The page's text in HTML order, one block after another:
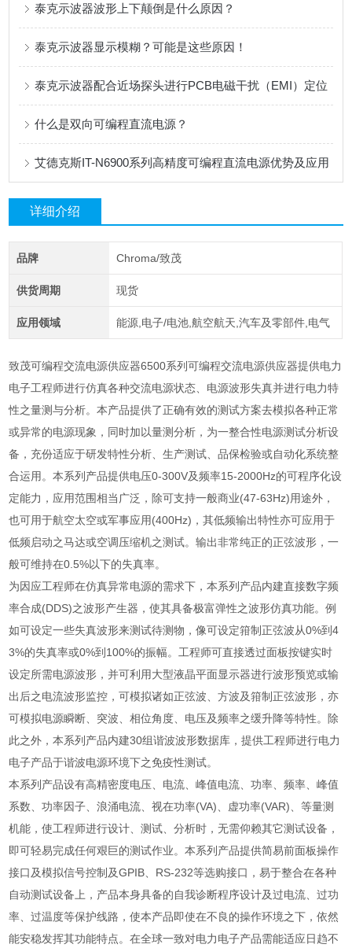
泰克示波器波形上下颠倒是什么原因？
泰克示波器显示模糊？可能是这些原因！
泰克示波器配合近场探头进行PCB电磁干扰（EMI）定位
什么是双向可编程直流电源？
艾德克斯IT-N6900系列高精度可编程直流电源优势及应用
详细介绍
品牌 Chroma/致茂
供货周期 现货
应用领域 能源,电子/电池,航空航天,汽车及零部件,电气
致茂可编程交流电源供应器6500系列可编程交流电源供应器提供电力
电子工程师进行仿真各种交流电源状态、电源波形失真并进行电力特
性之量测与分析。本产品提供了正确有效的测试方案去模拟各种正常
或异常的电源现象，同时加以量测分析，为一整合性电源测试分析设
备，充份适应于研发特性分析、生产测试、品保检验或自动化系统整
合运用。本系列产品提供电压0-300V及频率15-2000Hz的可程序化设
定能力，应用范围相当广泛，除可支持一般商业(47-63Hz)用途外，
也可用于航空太空或军事应用(400Hz)，其低频输出特性亦可应用于
低频启动之马达或空调压缩机之测试。输出非常纯正的正弦波形，一
般可维持在0.5%以下的失真率。
为因应工程师在仿真异常电源的需求下，本系列产品内建直接数字频
率合成(DDS)之波形产生器，使其具备极富弹性之波形仿真功能。例
如可设定一些失真波形来测试待测物，像可设定箝制正弦波从0%到4
3%的失真率或0%到100%的振幅。工程师可直接透过面板按键实时
设定所需电源波形，并可利用大型液晶平面显示器进行波形预览或输
出后之电流波形监控，可模拟诸如正弦波、方波及箝制正弦波形，亦
可模拟电源瞬断、突波、相位角度、电压及频率之缓升降等特性。除
此之外，本系列产品内建30组谐波波形数据库，提供工程师进行电力
电子产品于谐波电源环境下之免疫性测试。
本系列产品设有高精密度电压、电流、峰值电流、功率、频率、峰值
系数、功率因子、浪涌电流、视在功率(VA)、虚功率(VAR)、等量测
机能，使工程师进行设计、测试、分析时，无需仰赖其它测试设备，
即可轻易完成任何艰巨的测试作业。本系列产品提供简易前面板操作
接口及模拟信号控制及GPIB、RS-232等选购接口，易于整合在各种
自动测试设备上，产品本身具备的自我诊断程序设计及过电流、过功
率、过温度等保护线路，使本产品即使在不良的操作环境之下，依然
能安稳发挥其功能特点。在全球一致对电力电子产品需能适应日趋不